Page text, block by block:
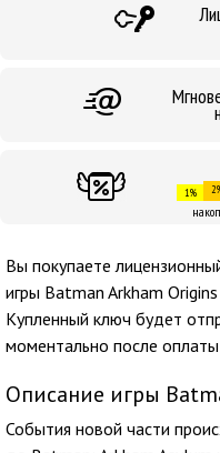
1%
Вы покупаете
игры Batman Arkham
Купленный ключ будет
моментально после оплаты
Описание игры
События новой части